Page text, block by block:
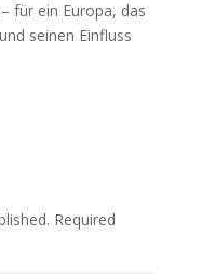
für ein Europa, das
seinen Einfluss
Required